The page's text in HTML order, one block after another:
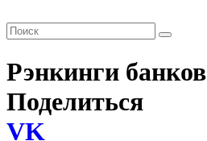
Рэнкинги банков
Поделиться
VK